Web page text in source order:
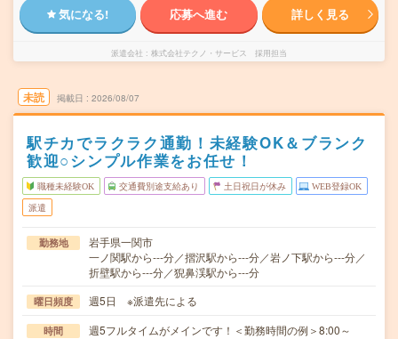
気になる! 応募へ進む 詳しく見る
派遣会社 株式会社テクノ・サービス 採用担当
未読 掲載日 2026/08/07
駅チカでラクラク通勤！未経験OK＆ブランク
歓迎○シンプル作業をお任せ！
職種未経験OK 交通費別途支給あり 土日祝日が休み WEB登録OK
派遣
勤務地
岩手県一関市
一ノ関駅から---分／摺沢駅から---分／岩ノ下駅から---分／
折壁駅から---分／猊鼻渓駅から---分
曜日頻度 週5日 ※派遣先による
時間
週5フルタイムがメインです！＜勤務時間の例＞8:00～